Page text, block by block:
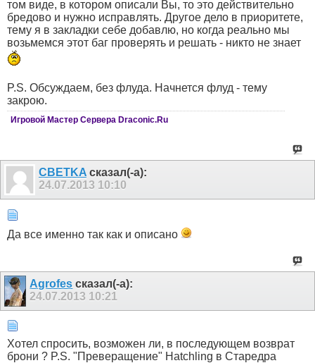
том виде, в котором описали Вы, то это действительно
бредово и нужно исправлять. Другое дело в приоритете,
тему я в закладки себе добавлю, но когда реально мы
возьмемся этот баг проверять и решать - никто не знает
P.S. Обсуждаем, без флуда. Начнется флуд - тему
закрою.
Игровой Мастер Сервера Draconic.Ru
CBETKA сказал(-а):
24.07.2013 10:10
Да все именно так как и описано
Agrofes сказал(-а):
24.07.2013 10:21
Хотел спросить, возможен ли, в последующем возврат
брони ? P.S. "Прeверащение" Hatchling в Старедра